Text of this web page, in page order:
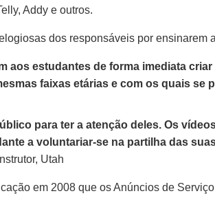
Addy e outros.
dos responsáveis por ensinarem
aos estudantes de forma imediata criar
faixas etárias e com os quais se
para ter a atenção deles. Os
a voluntariar-se na partilha das
Utah
em 2008 que os Anúncios de